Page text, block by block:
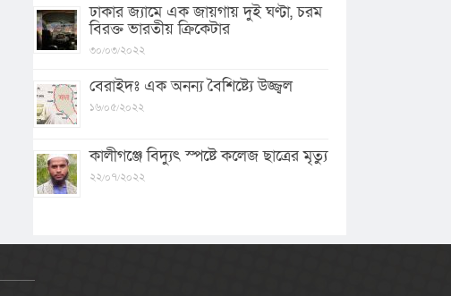
ঢাকার জ্যামে এক জায়গায় দুই ঘণ্টা, চরম
বিরক্ত ভারতীয় ক্রিকেটার
৩০/০৩/২০২২
বেরাইদঃ এক অনন্য বৈশিষ্ট্যে উজ্জ্বল
১৬/০৫/২০২২
কালীগঞ্জে বিদ্যুৎ স্পষ্টে কলেজ ছাত্রের মৃত্যু
২২/০৭/২০২২